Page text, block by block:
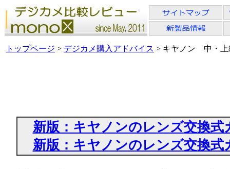
トップページ > デジカメ購入アドバイス > キヤノン 中・上
新版：キヤノンのレンズ交換
新版：キヤノンのレンズ交換